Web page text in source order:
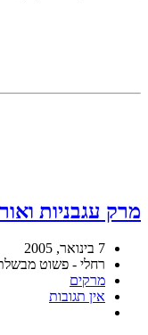
מרק עגבניות
7 בינואר, 2005
רחלי - פשוט
מרקים
אין תגובות